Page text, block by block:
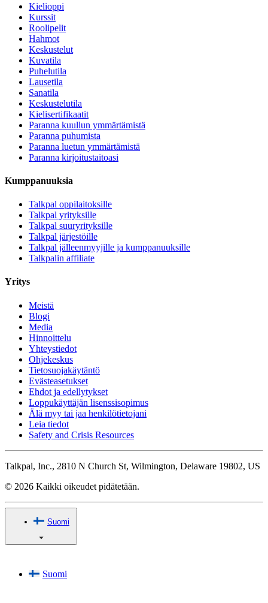
Kielioppi
Kurssit
Roolipelit
Hahmot
Keskustelut
Kuvatila
Puhelutila
Lausetila
Sanatila
Keskustelutila
Kielisertifikaatit
Paranna kuullun ymmärtämistä
Paranna puhumista
Paranna luetun ymmärtämistä
Paranna kirjoitustaitoasi
Kumppanuuksia
Talkpal oppilaitoksille
Talkpal yrityksille
Talkpal suuryrityksille
Talkpal järjestöille
Talkpal jälleenmyyjille ja kumppanuuksille
Talkpalin affiliate
Yritys
Meistä
Blogi
Media
Hinnoittelu
Yhteystiedot
Ohjekeskus
Tietosuojakäytäntö
Evästeasetukset
Ehdot ja edellytykset
Loppukäyttäjän lisenssisopimus
Älä myy tai jaa henkilötietojani
Leia tiedot
Safety and Crisis Resources
Talkpal, Inc., 2810 N Church St, Wilmington, Delaware 19802, US
© 2026 Kaikki oikeudet pidätetään.
Suomi
Suomi